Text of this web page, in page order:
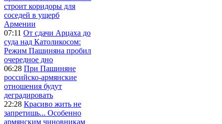
строит коридоры для
соседей в ущерб
Армении
07:11 От сдачи Арцаха до
суда над Католикосом:
Режим Пашиняна пробил
очередное дно
06:28 При Пашиняне
российско-армянские
отношения будут
деградировать
22:28 Красиво жить не
запретишь... Особенно
армянским чиновникам